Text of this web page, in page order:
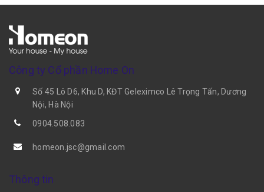
Công ty Cổ phần Home On
Số 45 Lô D6, Khu D, KĐT Geleximco Lê Trọng Tấn, Dương
Nội, Hà Nội
0904.508.083
homeon.jsc@gmail.com
Thông tin